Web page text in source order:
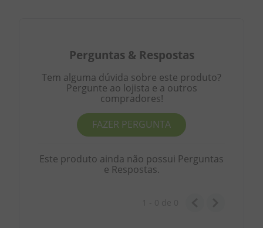
Perguntas & Respostas
Tem alguma dúvida sobre este produto?
Pergunte ao lojista e a outros
compradores!
FAZER PERGUNTA
Este produto ainda não possui Perguntas
e Respostas.